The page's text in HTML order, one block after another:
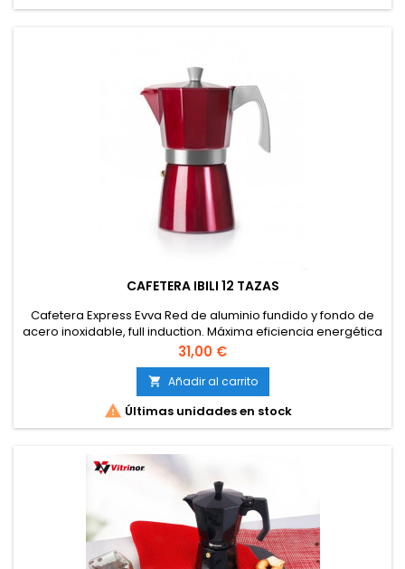
CAFETERA IBILI 12 TAZAS
Cafetera Express Evva Red de aluminio fundido y fondo de
acero inoxidable, full induction. Máxima eficiencia energética
en placas de inducción. Pesada y resistente, asa
desmontable e interior pulido....
Precio
31,00 €
 Añadir al carrito
 Últimas unidades en stock